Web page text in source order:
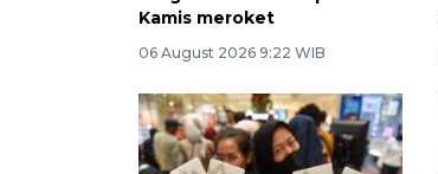
Kamis meroket
06 August 2026 9:22 WIB